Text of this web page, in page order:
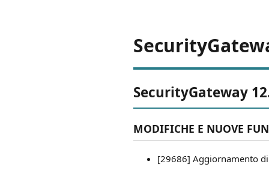
SecurityGateway
MODIFICHE E NUOVE
[29686] Aggiornamento